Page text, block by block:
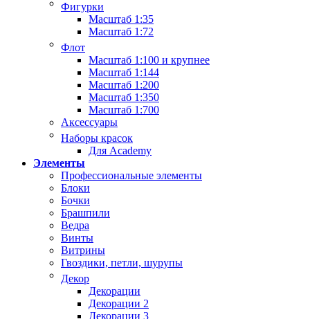
Фигурки
Масштаб 1:35
Масштаб 1:72
Флот
Масштаб 1:100 и крупнее
Масштаб 1:144
Масштаб 1:200
Масштаб 1:350
Масштаб 1:700
Аксессуары
Наборы красок
Для Academy
Элементы
Профессиональные элементы
Блоки
Бочки
Брашпили
Ведра
Винты
Витрины
Гвоздики, петли, шурупы
Декор
Декорации
Декорации 2
Декорации 3